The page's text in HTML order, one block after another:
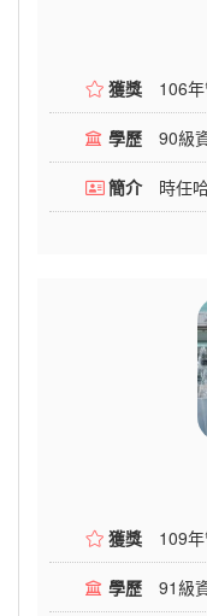
獲獎 106
學歷 90級
簡介 時任
獲獎 109
學歷 91級